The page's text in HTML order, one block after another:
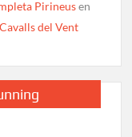
Pirineusen
del Vent